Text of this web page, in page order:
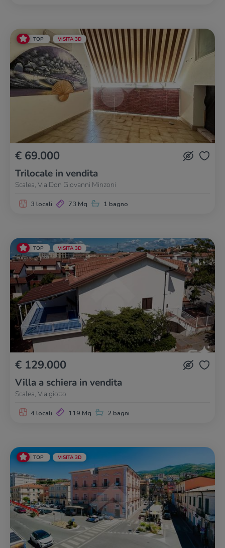
TOP VISITA 3D
€ 69.000
Trilocale in vendita
Scalea, Via Don Giovanni Minzoni
3 locali 73 Mq 1 bagno
TOP VISITA 3D
€ 129.000
Villa a schiera in vendita
Scalea, Via giotto
4 locali 119 Mq 2 bagni
TOP VISITA 3D